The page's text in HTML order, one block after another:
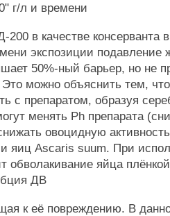
г/л и времени
в качестве консерванта
экспозиции подавление
50%-ный барьер, но не
можно объяснить тем,
с препаратом, образуя
менять Ph препарата
овоцидную
яиц Ascaris suum. При
обволакивание яйца
ДВ
к её повреждению. В